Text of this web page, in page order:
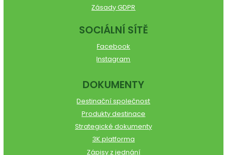
Zásady GDPR
SOCIÁLNÍ SÍTĚ
Facebook
Instagram
DOKUMENTY
Destinační společnost
Produkty destinace
Strategické dokumenty
3K platforma
Zápisy z jednání